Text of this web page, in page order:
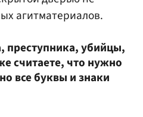
агитматериалов.
преступника, убийцы,
считаете, что нужно
все буквы и знаки